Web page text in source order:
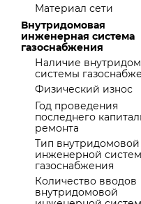
Материал сети
Внутридомовая
инженерная система
газоснабжения
Наличие
системы
Физический износ
Год проведения
последнего
ремонта
Тип внутридомовой
инженерной
газоснабжения
Количество вводов
внутридомовой